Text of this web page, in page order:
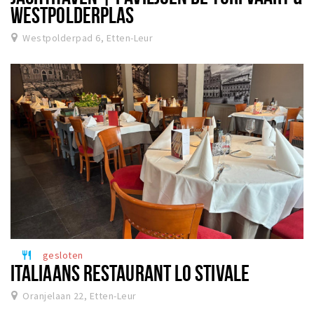
WESTPOLDERPLAS
Westpolderpad 6, Etten-Leur
restaurant gesloten
ITALIAANS RESTAURANT LO STIVALE
Oranjelaan 22, Etten-Leur